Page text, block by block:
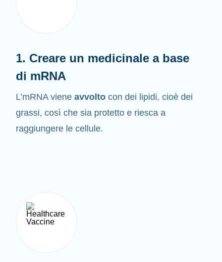
1. Creare un medicinale a base
di mRNA
L’mRNA viene avvolto con dei lipidi, cioè dei
grassi, così che sia protetto e riesca a
raggiungere le cellule.